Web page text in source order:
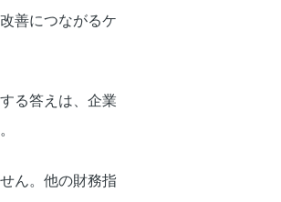
善につながるケ
る答えは、企業
ん。他の財務指